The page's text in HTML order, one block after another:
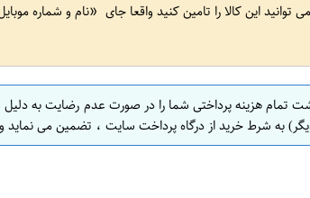
این کالا را تامین کنید واقعا جای
نام و شماره
تمام هزینه پرداختی شما را در صورت عدم رضایت به
به شرط خرید از درگاه پرداخت سایت ، تضمین می نماید